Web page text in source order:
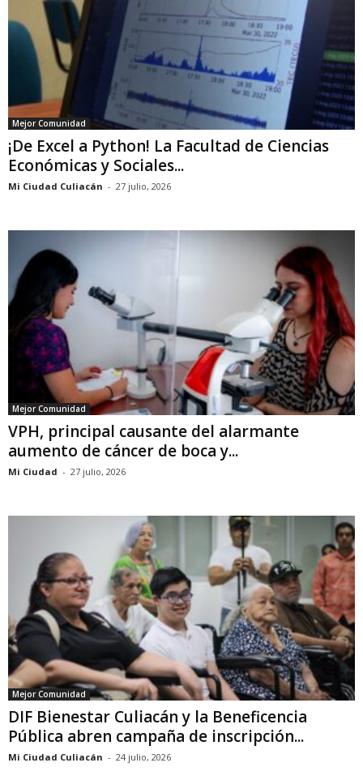
Mejor Comunidad
¡De Excel a Python! La Facultad de Ciencias
Económicas y Sociales...
Mi Ciudad Culiacán - 27 julio, 2026
Mejor Comunidad
VPH, principal causante del alarmante
aumento de cáncer de boca y...
Mi Ciudad - 27 julio, 2026
Mejor Comunidad
DIF Bienestar Culiacán y la Beneficencia
Pública abren campaña de inscripción...
Mi Ciudad Culiacán - 24 julio, 2026